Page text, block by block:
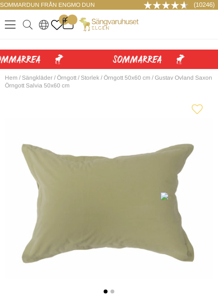
SOMMARDUN FRÅN ENGMO DUN (10246)
.
0
. ..
LOGGA IN
Hem / Sängkläder / Örngott / Storlek / Örngott 50x60 cm / Gustav Ovland Saxon
Örngott Salvia 50x60 cm